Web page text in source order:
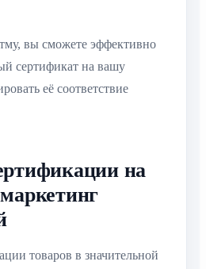
вы сможете эффективно
сертификат на вашу
её соответствие
на
товаров в значительной